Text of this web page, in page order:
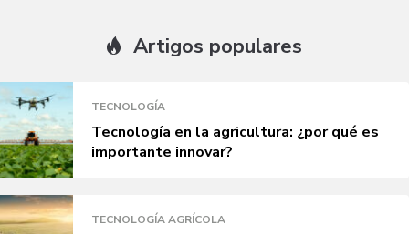
Artigos populares
TECNOLOGÍA
Tecnología en la agricultura: ¿por qué es
importante innovar?
TECNOLOGÍA AGRÍCOLA